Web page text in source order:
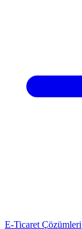
E-Ticaret Çözümleri